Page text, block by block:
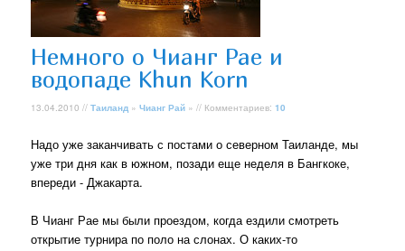
Немного о Чианг Рае и
водопаде Khun Korn
13.04.2010 //Таиланд »Чианг Рай » // Комментариев:10
Надо уже заканчивать с постами о северном Таиланде, мы
уже три дня как в южном, позади еще неделя в Бангкоке,
впереди - Джакарта.
В Чианг Рае мы были проездом, когда ездили смотреть
открытие турнира по поло на слонах. О каких-то